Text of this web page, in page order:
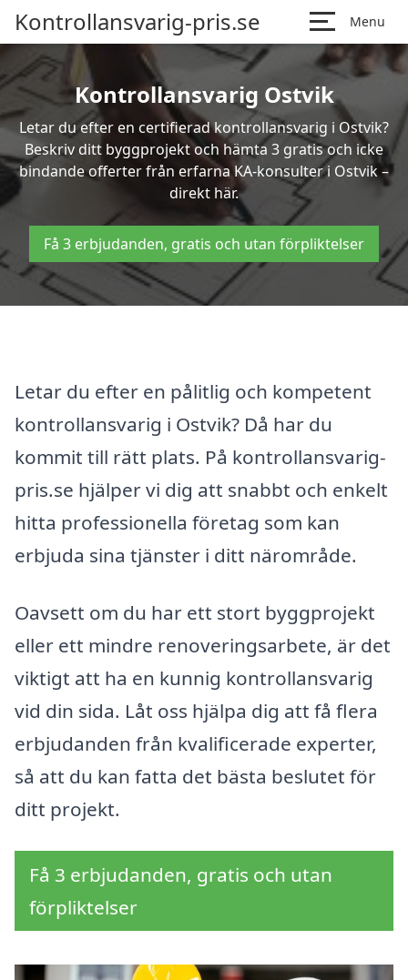
Kontrollansvarig-pris.se Menu
Kontrollansvarig Ostvik
Letar du efter en certifierad kontrollansvarig i Ostvik?
Beskriv ditt byggprojekt och hämta 3 gratis och icke
bindande offerter från erfarna KA-konsulter i Ostvik –
direkt här.
Få 3 erbjudanden, gratis och utan förpliktelser
Letar du efter en pålitlig och kompetent
kontrollansvarig i Ostvik? Då har du
kommit till rätt plats. På kontrollansvarig-
pris.se hjälper vi dig att snabbt och enkelt
hitta professionella företag som kan
erbjuda sina tjänster i ditt närområde.
Oavsett om du har ett stort byggprojekt
eller ett mindre renoveringsarbete, är det
viktigt att ha en kunnig kontrollansvarig
vid din sida. Låt oss hjälpa dig att få flera
erbjudanden från kvalificerade experter,
så att du kan fatta det bästa beslutet för
ditt projekt.
Få 3 erbjudanden, gratis och utan
förpliktelser